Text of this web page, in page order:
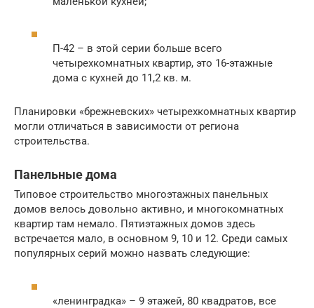
П-42 – в этой серии больше всего
четырехкомнатных квартир, это 16-этажные
дома с кухней до 11,2 кв. м.
Планировки «брежневских» четырехкомнатных квартир
могли отличаться в зависимости от региона
строительства.
Панельные дома
Типовое строительство многоэтажных панельных
домов велось довольно активно, и многокомнатных
квартир там немало. Пятиэтажных домов здесь
встречается мало, в основном 9, 10 и 12. Среди самых
популярных серий можно назвать следующие:
«ленинградка» – 9 этажей, 80 квадратов, все